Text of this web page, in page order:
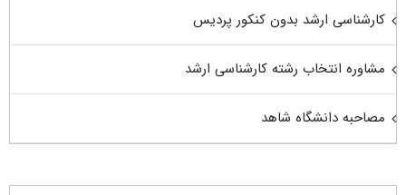
کارشناسی ارشد بدون کنکور پردیس
مشاوره انتخاب رشته کارشناسی ارشد
مصاحبه دانشگاه شاهد